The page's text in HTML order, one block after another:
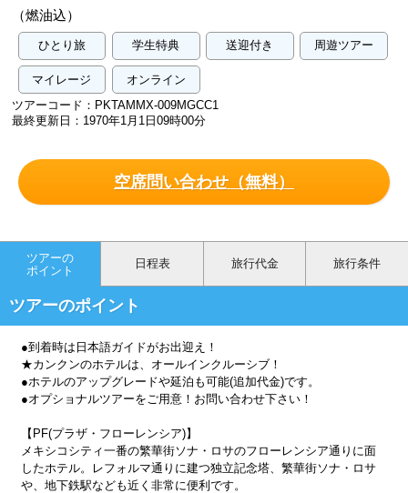
（燃油込）
ひとり旅 学生特典 送迎付き 周遊ツアー
マイレージ
オンライン
ツアーコード：PKTAMMX-009MGCC1
最終更新日：1970年1月1日09時00分
空席問い合わせ（無料）
ツアーの
ポイント
日程表 旅行代金 旅行条件
ツアーのポイント
●到着時は日本語ガイドがお出迎え！
★カンクンのホテルは、オールインクルーシブ！
●ホテルのアップグレードや延泊も可能(追加代金)です。
●オプショナルツアーをご用意！お問い合わせ下さい！
【PF(プラザ・フローレンシア)】
メキシコシティ一番の繁華街ソナ・ロサのフローレンシア通りに面
したホテル。レフォルマ通りに建つ独立記念塔、繁華街ソナ・ロサ
や、地下鉄駅なども近く非常に便利です。